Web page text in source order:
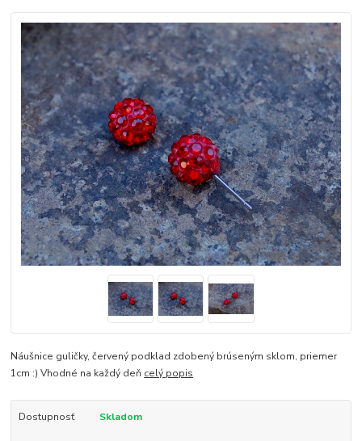
Náušnice guličky, červený podklad zdobený brúseným sklom, priemer
1cm :) Vhodné na každý deň celý popis
Dostupnosť Skladom